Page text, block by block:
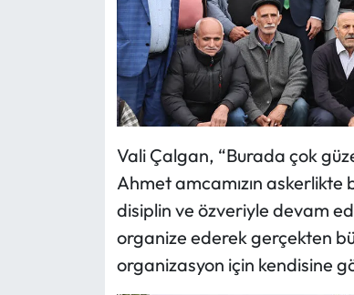
Vali Çalgan, “Burada çok
Ahmet amcamızın askerlikte
disiplin ve özveriyle devam
organize ederek gerçekten
organizasyon için kendisine